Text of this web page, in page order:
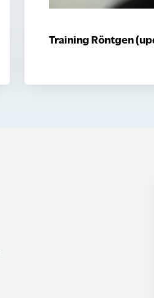
Training Röntgen